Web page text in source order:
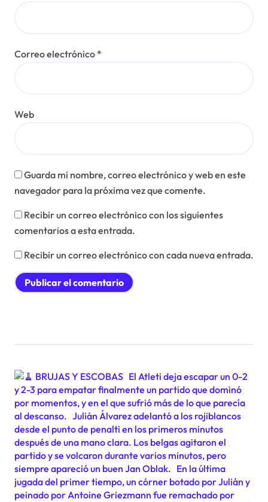
Correo electrónico *
Web
Guarda mi nombre, correo electrónico y web en este
navegador para la próxima vez que comente.
Recibir un correo electrónico con los siguientes
comentarios a esta entrada.
Recibir un correo electrónico con cada nueva entrada.